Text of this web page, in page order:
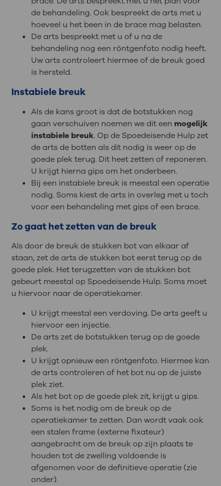
de behandeling. Ook bespreekt de arts met u
hoeveel u het been in de brace mag belasten.
De arts bespreekt met u of u na de
behandeling nog een röntgenfoto nodig heeft.
Uw arts controleert hiermee of de breuk goed
is hersteld.
Instabiele breuk
Als de kans groot is dat de botstukken nog
gaan verschuiven noemen we dit een mogelijk
instabiele breuk. Op de Spoedeisende Hulp zet
de arts de botten als dit nodig is weer op de
goede plek terug. Dit heet zetten of reponeren.
U krijgt hierna gips om het onderbeen.
Bij een instabiele breuk is meestal een operatie
nodig. Soms kiest de arts in overleg met u toch
voor een behandeling met gips of een brace.
Zo gaat het zetten van de breuk
Als door de breuk de stukken bot van elkaar af
staan, zet de arts de stukken bot eerst terug op de
goede plek. Het terugzetten van de stukken bot
gebeurt meestal op Spoedeisende Hulp. Soms moet
u hiervoor naar de operatiekamer.
U krijgt meestal een verdoving. De arts geeft u
hiervoor een injectie.
De arts zet de botstukken terug op de goede
plek.
U krijgt opnieuw een röntgenfoto. Hiermee kan
de arts controleren of het bot nu op de juiste
plek ziet.
Als het bot op de goede plek zit, krijgt u gips.
Soms is het nodig om de breuk op de
operatiekamer te zetten. Dan wordt vaak ook
een stalen frame (externe fixateur)
aangebracht om de breuk op zijn plaats te
houden tot de zwelling voldoende is
afgenomen voor de definitieve operatie (zie
onder).